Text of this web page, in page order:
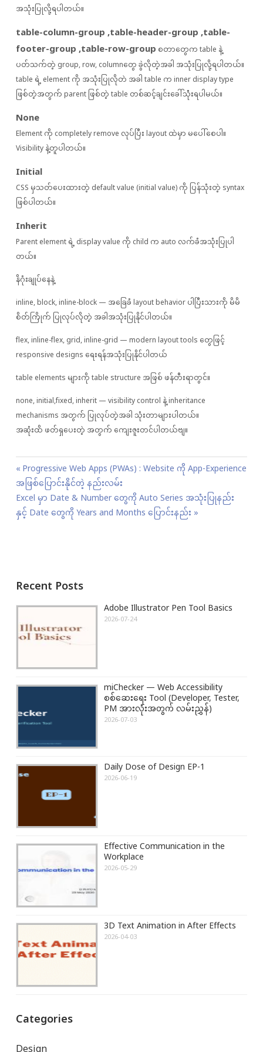
အသုံးပြုလို့ရပါတယ်။
table-column-group ,table-header-group ,table-
footer-group ,table-row-groupစတာတွေက table နဲ့
ပတ်သက်တဲ့ group, row, columnတွေ ခွဲလိုတဲ့အခါ အသုံးပြုလို့ရပါတယ်။
table ရဲ့ elemen‌t ကို အသုံးပြုလိုတဲ အခါ table က inner display type
ဖြစ်တဲ့အတွက် parent ဖြစ်တဲ့ table တစ်ဆင့်ချင်းခေါ်သုံံးရပါမယ်။
None
Element ကို completely remove လုပ်ပြီး layout ထဲမှာ မပေါ်စေပါ။
Visibility နဲ့တူပါတယ်။
Initial
CSS မှသတ်ပေးထားတဲ့ default value (initial value) ကို ပြန်သုံးတဲ့ syntax
ဖြစ်ပါတယ်။
Inherit
Parent element ရဲ့ display value ကို child က auto လက်ခံအသုံးပြုပါ
တယ်။
နိဂုံးချုပ်နေနဲ့
inline, block, inline-block — အခြေခံ layout behavior ပါပြီးသားကို မိမိ
စိတ်ကြိုက် ပြုလုပ်လိုတဲ့ အခါအသုံးပြုနိုင်ပါတယ်။
flex, inline-flex, grid, inline-grid — modern layout tools တွေဖြင့်
responsive designs ရေးရန်အသုံးပြုနိုင်ပါတယ်
table elements များကို table structure အဖြစ် ဖန်တီးရာတွင်။
none, initial,fixed, inherit — visibility control နဲ့ inheritance
mechanisms အတွက် ပြုလုပ်တဲ့အခါ သုံးတာများပါတယ်။
အဆုံးထိ ဖတ်ရှပေးတဲ့ အတွက် ကျေးဇူးတင်ပါတယ်ဗျ။
P
o
s
t
g
a
o
P
r
e
v
P
o
t
:
Progressive Web Apps (PWAs) : Website ကို App-Experience
အဖြစ်ပြောင်းနိုင်တဲ့ နည်းလမ်း
N
e
s
t
Excel မှာ Date & Number တွေကို Auto Series အသုံးပြုနည်း
နှင့် Date တွေကို Years and Months ပြောင်းနည်း
Recent Posts
Adobe Illustrator Pen Tool Basics
2026-07-24
miChecker — Web Accessibility
စစ်ဆေးရေး Tool (Developer, Tester,
PM အားလုံးအတွက် လမ်းညွှန်)
2026-07-03
Daily Dose of Design EP-1
2026-06-19
Effective Communication in the
Workplace
2026-05-29
3D Text Animation in After Effects
2026-04-03
Categories